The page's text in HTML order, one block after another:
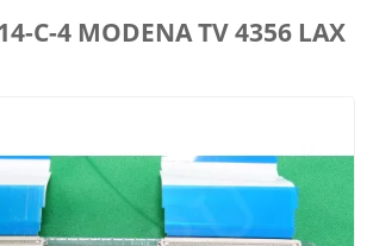
C-4 MODENA TV 4356 LAX